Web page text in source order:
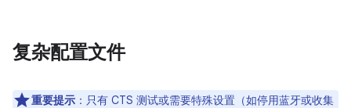
复杂配置文件
重要提示 ：只有 CTS 测试或需要特殊设置（如停用蓝牙或收集